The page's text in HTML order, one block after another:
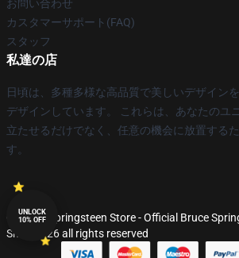
お問い合わせ
カスタマーサポート(FAQ)
スタッフ
私達の店
日頃は、多種多様な高品質で美しいデザイン
デザインしています。 これらは、あなたのユ
立たせるだけでなく、任意の機会に放置する
す。
© Bruce Springsteen Store - Official Bruce
Shop 2026 all rights reserved
UNLOCK
10% OFF